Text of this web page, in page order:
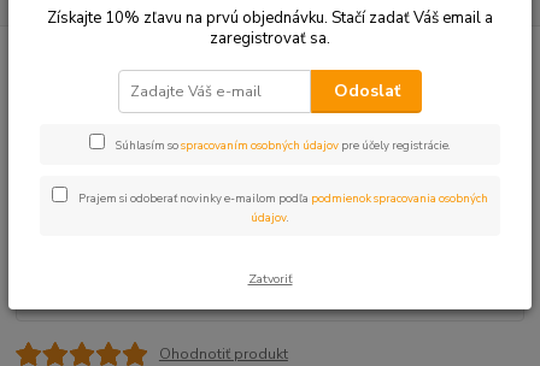
Redukčný ventil 1/2" mosadz MINI
Redukčný ventil 1/2" mosadz
Ohodnotiť produkt
Získajte 10% zľavu na prvú objednávku. Stačí zadať Váš email a
zaregistrovať sa.
Odoslať
Súhlasím sospracovaním osobných údajov pre účely registrácie.
Prajem si odoberať novinky e-mailom podľa podmienok spracovania osobných
údajov
Zatvoriť